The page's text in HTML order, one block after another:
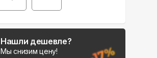
Поможем выбрать
место для монтажа:
Нашли дешевле?
Мы снизим цену!